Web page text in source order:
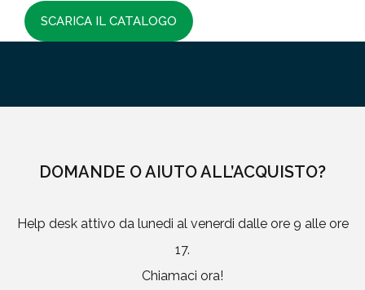
SCARICA IL CATALOGO
DOMANDE O AIUTO ALL’ACQUISTO?
Help desk attivo da lunedi al venerdi dalle ore 9 alle ore
17.
Chiamaci ora!